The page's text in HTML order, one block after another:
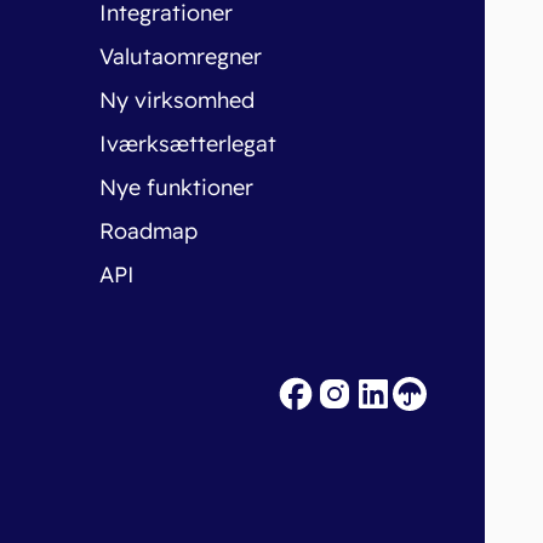
Integrationer
Valutaomregner
Ny virksomhed
Iværksætterlegat
Nye funktioner
Roadmap
API